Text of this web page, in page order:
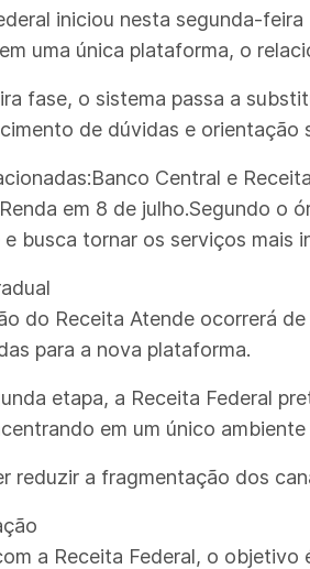
iniciou nesta segunda-
uma única plataforma, o
fase, o sistema passa a
de dúvidas e
Central e
em 8 de julho.Segundo o
busca tornar os serviços mais
do Receita Atende ocorrerá
para a nova plataforma.
etapa, a Receita Federal
em um único
reduzir a fragmentação dos
a Receita Federal, o objetivo